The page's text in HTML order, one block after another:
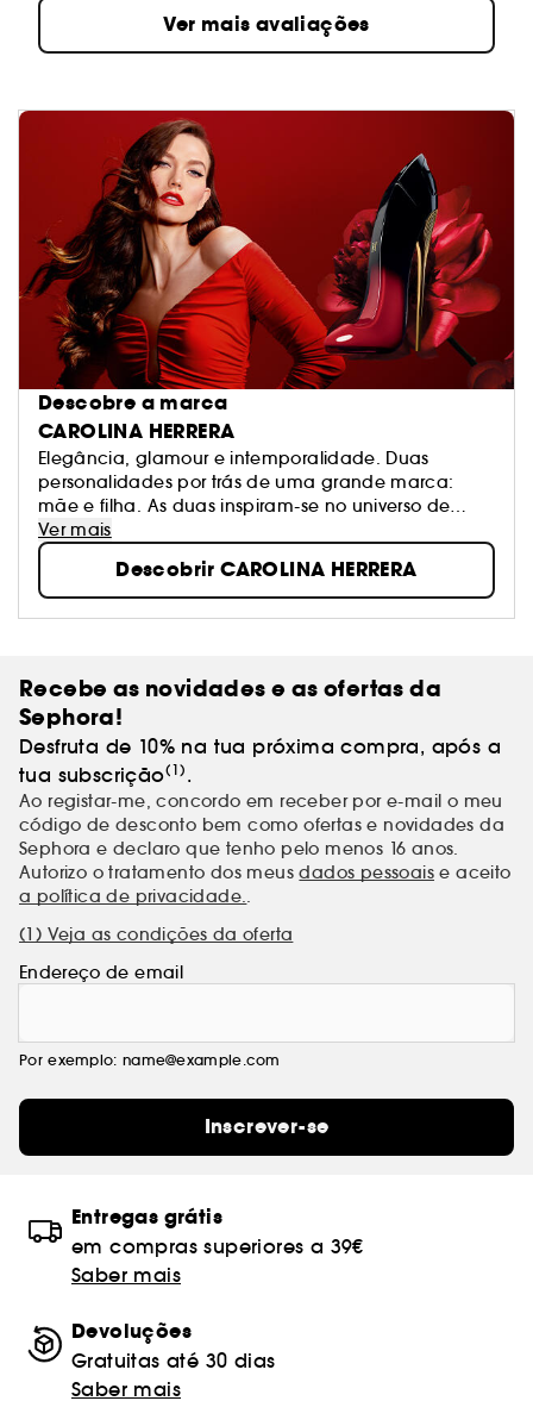
Ver mais avaliações
Descobre a marca
CAROLINA HERRERA
Elegância, glamour e intemporalidade. Duas
personalidades por trás de uma grande marca:
mãe e filha. As duas inspiram-se no universo de
Nova Iorque, cosmopolita, urbana e sedutora. As
criações de moda e de perfume de Carolina
Herrera são verdadeiros clássicos modernos e
intemporais. O seu estilo, elegante e sensual, mistura
uma sofisticação de alta costura com um toque de
Ver mais
Descobrir CAROLINA HERRERA
Recebe as novidades e as ofertas da
Sephora!
Desfruta de 10% na tua próxima compra, após a
tua subscrição(1) .
Ao registar-me, concordo em receber por e-mail o meu
código de desconto bem como ofertas e novidades da
Sephora e declaro que tenho pelo menos 16 anos.
Autorizo o tratamento dos meusdados pessoais e aceito
a política de privacidade..
(1) Veja as condições da oferta
Endereço de email
Por exemplo: name@example.com
Inscrever-se
Entregas grátis
em compras superiores a 39€
Saber mais
Devoluções
Gratuitas até 30 dias
Saber mais